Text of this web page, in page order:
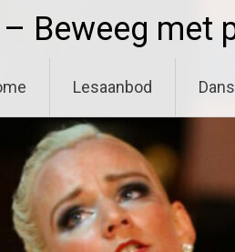
Beweeg met
Lesaanbod